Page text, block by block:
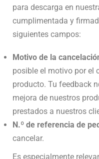
para descarga en
cumplimentada y
siguientes campos:
Motivo de la
posible el motivo por el
producto. Tu feedback
mejora de nuestros
prestados a nuestros
N.º de referencia de
cancelar.
Es especialmente